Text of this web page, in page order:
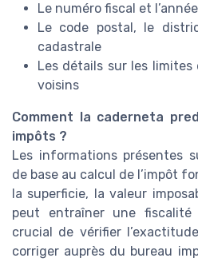
Le numéro fiscal et
Le code postal, le
cadastrale
Les détails sur les
voisins
Comment la caderneta
impôts ?
Les informations présentes
de base au calcul de l’impôt
la superficie, la valeur
peut entraîner une
crucial de vérifier
corriger auprès du bureau